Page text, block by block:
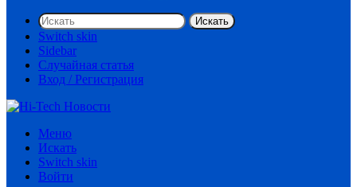
Искать
Switch skin
Sidebar
Случайная статья
Вход / Регистрация
Меню
Искать
Switch skin
Войти